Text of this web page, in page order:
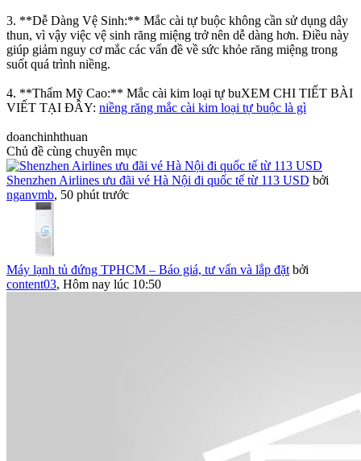
3. **Dễ Dàng Vệ Sinh:** Mắc cài tự buộc không cần sử dụng dây
thun, vì vậy việc vệ sinh răng miệng trở nên dễ dàng hơn. Điều này
giúp giảm nguy cơ mắc các vấn đề về sức khỏe răng miệng trong
suốt quá trình niềng.
4. **Thẩm Mỹ Cao:** Mắc cài kim loại tự buXEM CHI TIẾT BÀI
VIẾT TẠI ĐÂY: niềng răng mắc cài kim loại tự buộc là gì
doanchinhthuan
Chủ đề cùng chuyên mục
Shenzhen Airlines ưu đãi vé Hà Nội đi quốc tế từ 113 USD bởi
nganvmb, 50 phút trước
Máy lạnh tủ đứng TPHCM – Báo giá, tư vấn và lắp đặt bởi
content03, Hôm nay lúc 10:50